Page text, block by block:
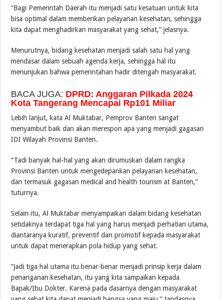
“Bagi Pemerintah Daerah itu menjadi satu kesatuan untuk kita
bisa optimal dalam memberikan pelayanan kesehatan, sehingga
kita dapat menghadirkan masyarakat yang sehat,” jelasnya.
Menurutnya, bidang kesehatan menjadi salah satu hal yang
mendasar dalam sebuah agenda kerja, sehingga hal itu
menunjukan bahwa pemerintahan hadir ditengah masyarakat.
BACA JUGA: DPRD: Anggaran Pilkada 2024
Kota Tangerang Mencapai Rp101 Miliar
Lebih lanjut, kata Al Muktabar, Pemprov Banten sangat
menyambut baik dan akan merespon apa yang menjadi gagasan
IDI Wilayah Provinsi Banten.
“Tadi banyak hal-hal yang akan dirumuskan dalam rangka
Provinsi Banten untuk mengedepankan pelayanan kesehatan,
dan termasuk gagasan medical and health tourism at Banten,”
tuturnya.
Selain itu, Al Muktabar menyampaikan dalam bidang kesehatan
setidaknya terdapat tiga hal yang harus menjadi perhatian utama,
diantaranya kuratif, preventif dan promotif kepada masyarakat
untuk dapat menerapkan pola hidup yang sehat.
“Jadi tiga hal utama itu benar-benar menjadi prinsip kerja dalam
penanganan kesehatan, itu yang kita sampaikan kepada
Bapak/Ibu Dokter. Karena pada dasarnya dengan masyarakat